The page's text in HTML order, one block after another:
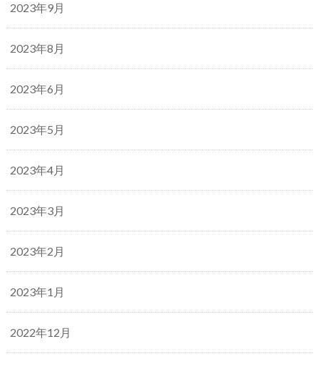
2023年9月
2023年8月
2023年6月
2023年5月
2023年4月
2023年3月
2023年2月
2023年1月
2022年12月